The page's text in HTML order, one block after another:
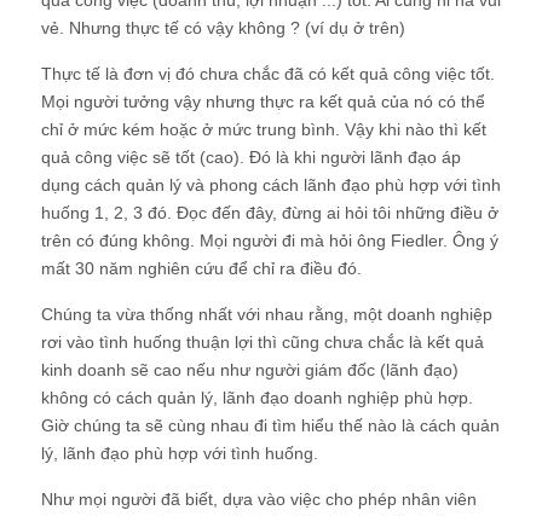
vẻ. Nhưng thực tế có vậy không ? (ví dụ ở trên)
Thực tế là đơn vị đó chưa chắc đã có kết quả công việc tốt.
Mọi người tưởng vậy nhưng thực ra kết quả của nó có thể
chỉ ở mức kém hoặc ở mức trung bình. Vậy khi nào thì kết
quả công việc sẽ tốt (cao). Đó là khi người lãnh đạo áp
dụng cách quản lý và phong cách lãnh đạo phù hợp với tình
huống 1, 2, 3 đó. Đọc đến đây, đừng ai hỏi tôi những điều ở
trên có đúng không. Mọi người đi mà hỏi ông Fiedler. Ông ý
mất 30 năm nghiên cứu để chỉ ra điều đó.
Chúng ta vừa thống nhất với nhau rằng, một doanh nghiệp
rơi vào tình huống thuận lợi thì cũng chưa chắc là kết quả
kinh doanh sẽ cao nếu như người giám đốc (lãnh đạo)
không có cách quản lý, lãnh đạo doanh nghiệp phù hợp.
Giờ chúng ta sẽ cùng nhau đi tìm hiểu thế nào là cách quản
lý, lãnh đạo phù hợp với tình huống.
Như mọi người đã biết, dựa vào việc cho phép nhân viên